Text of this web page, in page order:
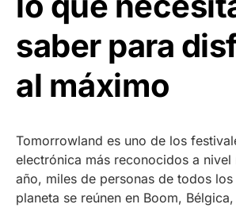
saber para
al máximo
Tomorrowland es uno de los
electrónica más reconocidos a nivel
año, miles de personas de todos
planeta se reúnen en Boom,